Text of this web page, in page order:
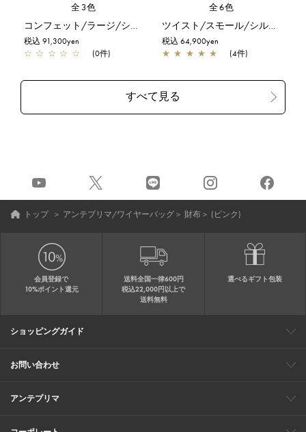
全3色
コンフェット/ラージ/シルバーゴールド
税込 91,300yen
☆ ☆ ☆ ☆ ☆ (0件)
全6色
ツイスト/スモール/シルバー
税込 64,900yen
★ ★ ★ ★ ★ (4件)
トップ ＞ アンテプリマ/ワイヤーバッグ＞ 財布＞ (ピンク)
会員登録で
10%ポイント還元
送料全国一律600円
税込22,000円以上で
送料無料
選べるギフト包装
ショッピングガイド
会員特典
ご購入・配送について
返品について
ギフト包装
FAQ
サイトマップ
お問い合わせ
メールでのお問い合わせ
お修理についてのお問い合わせ
アンテプリマ
ブランドサイト
ショップリスト
ワイヤーバッグについて
特集
オンラインストアニュース